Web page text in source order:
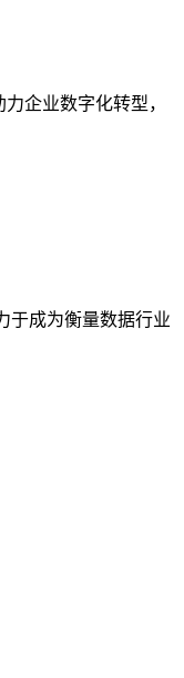
企业数字化转型，
于成为衡量数据行业